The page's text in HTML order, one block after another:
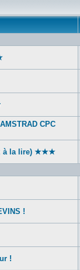
CPC
à la lire) ★★★
!
!